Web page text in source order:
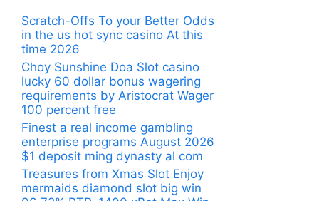
Scratch-Offs To your Better Odds
in the us hot sync casino At this
time 2026
Choy Sunshine Doa Slot casino
lucky 60 dollar bonus wagering
requirements by Aristocrat Wager
100 percent free
Finest a real income gambling
enterprise programs August 2026
$1 deposit ming dynasty al com
Treasures from Xmas Slot Enjoy
mermaids diamond slot big win